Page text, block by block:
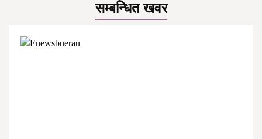
सम्बन्धित खवर